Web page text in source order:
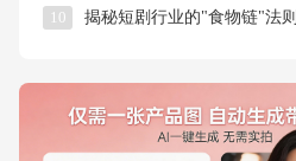
10 揭秘短剧行业的"食物链"法则